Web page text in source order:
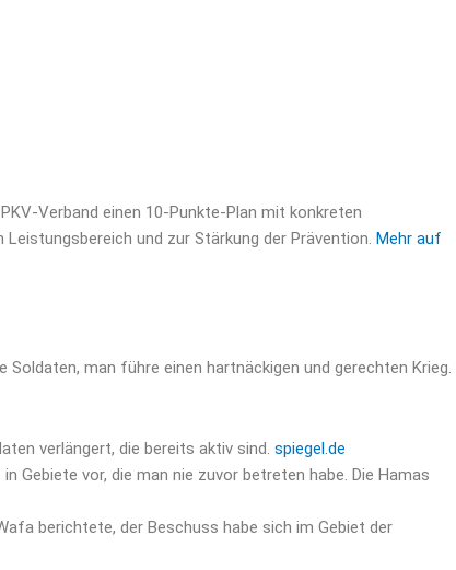
Verband einen 10-Punkte-Plan mit konkreten
und zur Stärkung der Prävention. Mehr auf
man führe einen hartnäckigen und gerechten Krieg.
verlängert, die bereits aktiv sind. spiegel.de
Gebiete vor, die man nie zuvor betreten habe. Die Hamas
berichtete, der Beschuss habe sich im Gebiet der